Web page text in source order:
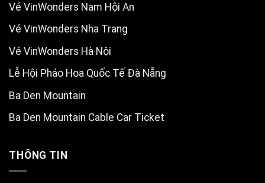
Vé VinWonders Nam Hội An
Vé VinWonders Nha Trang
Vé VinWonders Hà Nội
Lễ Hội Pháo Hoa Quốc Tế Đà Nẵng
Ba Den Mountain
Ba Den Mountain Cable Car Ticket
THÔNG TIN